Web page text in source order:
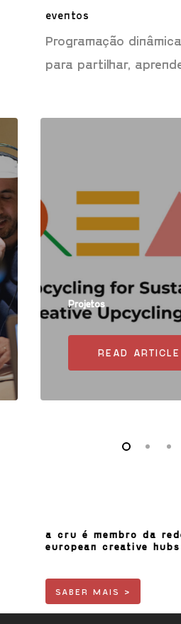
eventos
Programação
para partilhar,
Projetos
READ ARTICLE
a cru é membro da
european creative
SABER MAIS >